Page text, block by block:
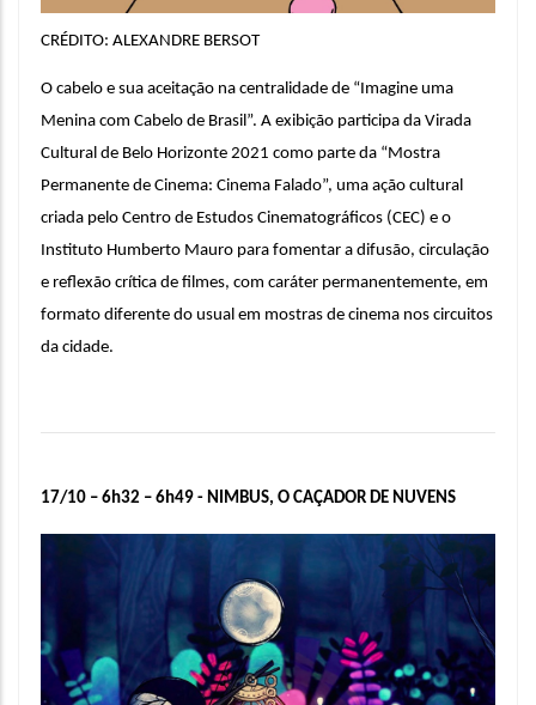
CRÉDITO: ALEXANDRE BERSOT
O cabelo e sua aceitação na centralidade de “Imagine uma
Menina com Cabelo de Brasil”. A exibição participa da Virada
Cultural de Belo Horizonte 2021 como parte da “Mostra
Permanente de Cinema: Cinema Falado”, uma ação cultural
criada pelo Centro de Estudos Cinematográficos (CEC) e o
Instituto Humberto Mauro para fomentar a difusão, circulação
e reflexão crítica de filmes, com caráter permanentemente, em
formato diferente do usual em mostras de cinema nos circuitos
da cidade.
17/10 – 6h32 – 6h49 - NIMBUS, O CAÇADOR DE NUVENS